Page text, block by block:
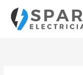
contenido